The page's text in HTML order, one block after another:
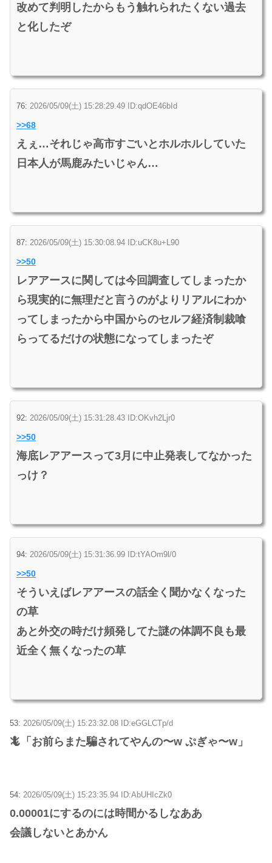
改めて判明したからもう触れられたくない過去
と化したぞ
76: 2026/05/09(土) 15:28:29.49 ID:qdOE46bId
>>68
えぇ…それじゃ高市すごいとホルホルしていた
日本人が馬鹿みたいじゃん…
87: 2026/05/09(土) 15:30:08.94 ID:uCK8u+L90
>>50
レアアースに関しては今回調査してしまったか
ら現実的に無理だと言うのがよりリアルにわか
ってしまったから中国からのセルフ経済制裁喰
らってるだけの状態になってしまったぞ
92: 2026/05/09(土) 15:31:28.43 ID:OKvh2Ljr0
>>50
海底レアアースって3月に中止発表してなかった
っけ？
94: 2026/05/09(土) 15:31:36.99 ID:tYAOm9l/0
>>50
そういえばレアアースの話全く聞かなくなった
の草
あと外交の時だけ頻発してた謎の体調不良も最
近全く無くなったの草
53: 2026/05/09(土) 15:23:32.08 ID:eGGLCTp/d
🦎「お前らまた騙されてやんの〜w ぷぎゃ〜w」
54: 2026/05/09(土) 15:23:35.94 ID:AbUHIcZk0
0.00001にするのには時間かるしなああ
会議しないとあかん